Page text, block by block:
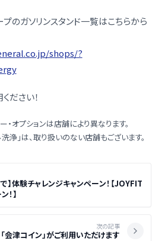
のガソリンスタンド一覧はこちらから
shops/?
ださい！
オプションは店舗により異なります。
浄」は、取り扱いのない店舗もございます。
】体験チャレンジキャンペーン！【JOYFIT
！】
次の記事
会津コイン」がご利用いただけます